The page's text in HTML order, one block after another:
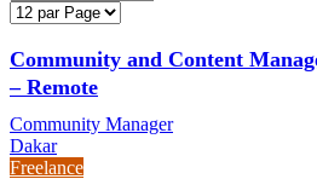
Community and Content
– Remote
Community Manager
Dakar
Freelance